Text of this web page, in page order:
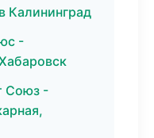
Калининград
-
Союз -